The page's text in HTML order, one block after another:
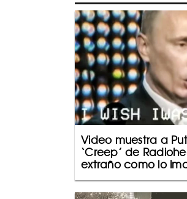
Video muestra a
‘Creep’ de
extraño como lo